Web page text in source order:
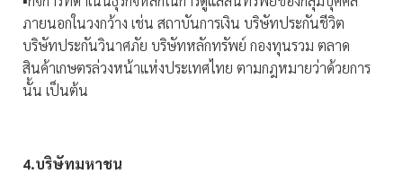
ภายนอกในวงกว้าง เช่น สถาบันการเงิน บริษัทประกันชีวิต
บริษัทประกันวินาศภัย บริษัทหลักทรัพย์ กองทุนรวม ตลาด
สินค้าเกษตรล่วงหน้าแห่งประเทศไทย ตามกฎหมายว่าด้วยการ
นั้น เป็นต้น
4.บริษัทมหาชน